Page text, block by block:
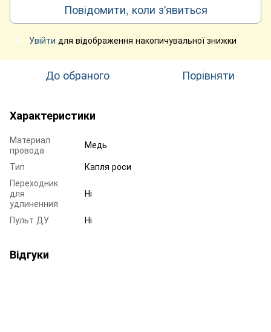
Повідомити, коли з'явиться
% Увійти для відображення накопичувальної знижки
До обраного Порівняти
Характеристики
Материал
провода
Медь
Тип
Капля роси
Переходник
для
удлиненния
Ні
Пульт ДУ Ні
Відгуки